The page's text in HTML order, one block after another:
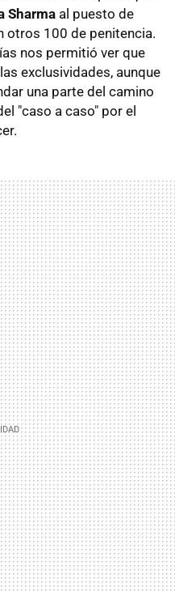
Sharma al puesto de
otros 100 de penitencia.
nos permitió ver que
exclusividades, aunque
una parte del camino
"caso a caso" por el